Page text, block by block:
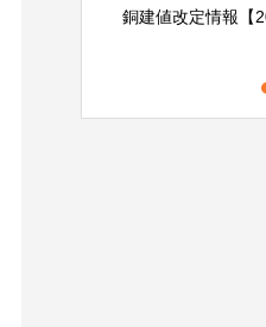
銅建値改定情報【